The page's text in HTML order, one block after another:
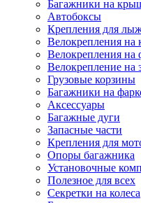
Багажники на
Автобоксы
Крепления для
Велокрепления
Велокрепления на
Велокрепление на
Грузовые корзины
Багажники на
Аксессуары
Багажные дуги
Запасные части
Крепления для
Опоры багажника
Установочные
Полезное для всех
Секретки на колеса